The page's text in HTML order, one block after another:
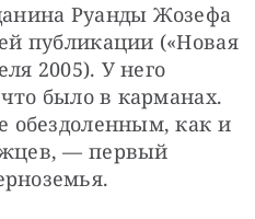
Руанды Жозефа
публикации («Новая
2005). У него
было в карманах.
обездоленным, как и
— первый